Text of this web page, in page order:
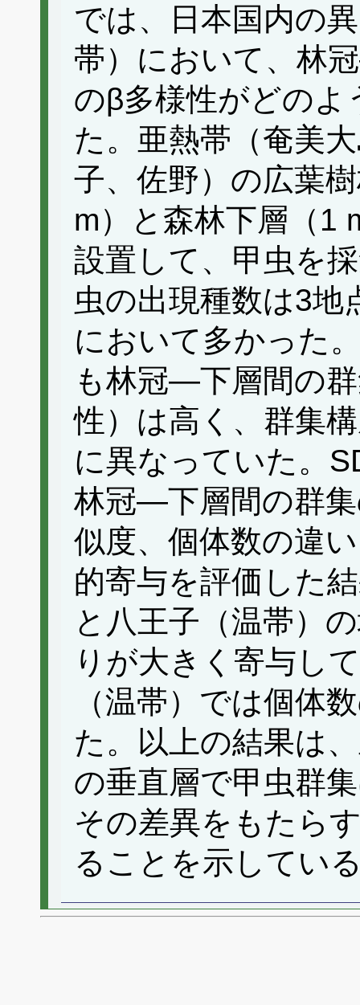
では、日本国内の
帯）において、林
のβ多様性がどのよ
た。亜熱帯（奄美
子、佐野）の広葉
m）と森林下層（1
設置して、甲虫を
虫の出現種数は3地
において多かった
も林冠―下層間の
性）は高く、群集
に異なっていた。
林冠―下層間の群
似度、個体数の違
的寄与を評価した
と八王子（温帯）
りが大きく寄与し
（温帯）では個体
た。以上の結果は
の垂直層で甲虫群
その差異をもたら
ることを示してい